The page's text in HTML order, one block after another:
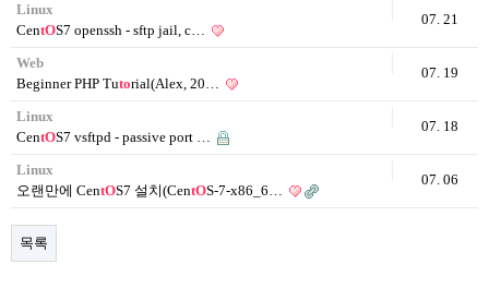
Linux
CentOS7 openssh - sftp jail, c…
07. 21
Web
Beginner PHP Tutorial(Alex, 20…
07. 19
Linux
CentOS7 vsftpd - passive port …
07. 18
Linux
오랜만에 CentOS7 설치(CentOS-7-x86_6…
07. 06
목록